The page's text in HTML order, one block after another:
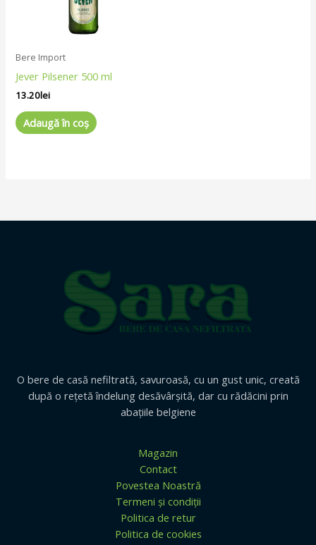
Bere Import
Jever Pilsener 500 ml
13.20lei
Adaugă în coș
O bere de casă nefiltrată, savuroasă, cu un gust unic, creată
după o reţetă îndelung desăvârşită, dar cu rădăcini prin
abaţiile belgiene
Magazin
Contact
Povestea Noastră
Termeni și condiții
Politica de retur
Politica de cookies